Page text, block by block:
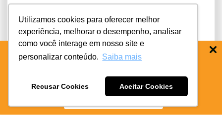
BAIXE O APP COIFE ODONTO:
BAIXE AGORA
Utilizamos cookies para oferecer melhor
experiência, melhorar o desempenho, analisar
como você interage em nosso site e
personalizar conteúdo. Saiba mais
Recusar Cookies Aceitar Cookies
EPAO
437/MA